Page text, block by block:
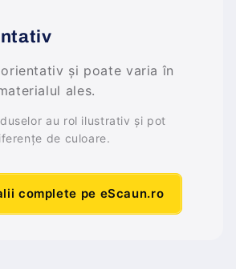
și poate varia în
ales.
au rol ilustrativ și pot
de culoare.
complete pe eScaun.ro